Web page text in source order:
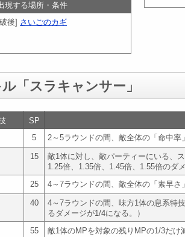
現する場所・条件
後] さいごのカギ
「スラキャンサー」
SP
5 2～5ラウンドの間、敵全体の「命中率
15
敵1体に対し、敵パーティーにいる、
1.25倍、1.35倍、1.45倍、1.55倍のダ
25 4～7ラウンドの間、敵全体の「素早
40
4～7ラウンドの間、味方1体の息系特
るダメージが1/4になる。）
55 敵1体のMPを対象の残りMPの1/3だけ